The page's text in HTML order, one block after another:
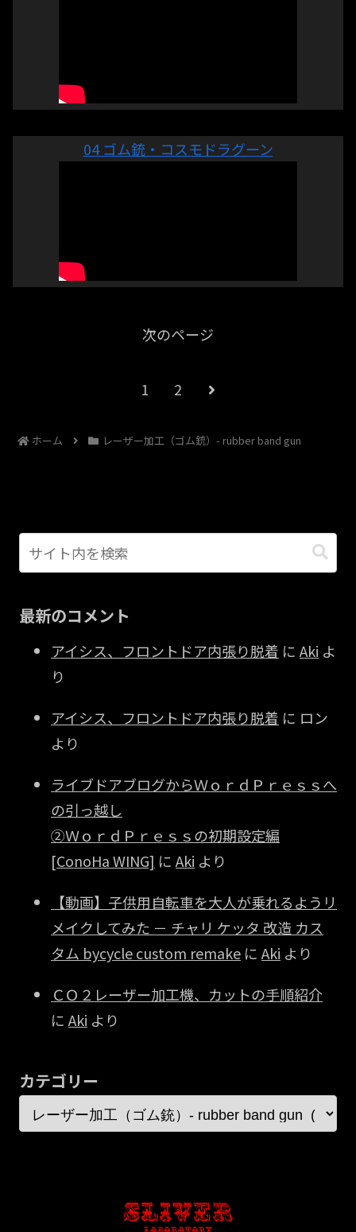
04 ゴム銃・コスモドラグーン
次のページ
1 2
ホーム レーザー加工（ゴム銃）- rubber band gun
最新のコメント
アイシス、フロントドア内張り脱着 にAki よ
り
アイシス、フロントドア内張り脱着 に ロン
より
ライブドアブログからＷｏｒｄＰｒｅｓｓへ
の引っ越し
②ＷｏｒｄＰｒｅｓｓの初期設定編
[ConoHa WING] にAki より
【動画】子供用自転車を大人が乗れるようリ
メイクしてみた － チャリ ケッタ 改造 カス
タム bycycle custom remake にAki より
ＣＯ２レーザー加工機、カットの手順紹介
にAki より
カテゴリー